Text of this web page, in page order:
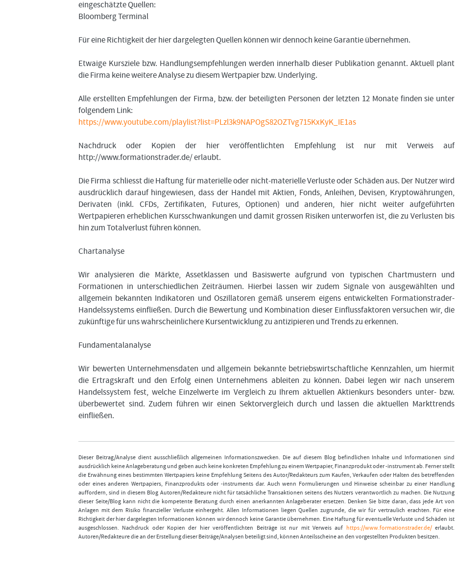
eingeschätzte Quellen:
Bloomberg Terminal
Für eine Richtigkeit der hier dargelegten Quellen können wir dennoch keine Garantie übernehmen.
Etwaige Kursziele bzw. Handlungsempfehlungen werden innerhalb dieser Publikation genannt. Aktuell plant
die Firma keine weitere Analyse zu diesem Wertpapier bzw. Underlying.
Alle erstellten Empfehlungen der Firma, bzw. der beteiligten Personen der letzten 12 Monate finden sie unter
folgendem Link:
https://www.youtube.com/playlist?list=PLzl3k9NAPOgS82OZTvg715KxKyK_IE1as
Nachdruck oder Kopien der hier veröffentlichten Empfehlung ist nur mit Verweis auf
http://www.formationstrader.de/ erlaubt.
Die Firma schliesst die Haftung für materielle oder nicht-materielle Verluste oder Schäden aus. Der Nutzer wird
ausdrücklich darauf hingewiesen, dass der Handel mit Aktien, Fonds, Anleihen, Devisen, Kryptowährungen,
Derivaten (inkl. CFDs, Zertifikaten, Futures, Optionen) und anderen, hier nicht weiter aufgeführten
Wertpapieren erheblichen Kursschwankungen und damit grossen Risiken unterworfen ist, die zu Verlusten bis
hin zum Totalverlust führen können.
Chartanalyse
Wir analysieren die Märkte, Assetklassen und Basiswerte aufgrund von typischen Chartmustern und
Formationen in unterschiedlichen Zeiträumen. Hierbei lassen wir zudem Signale von ausgewählten und
allgemein bekannten Indikatoren und Oszillatoren gemäß unserem eigens entwickelten Formationstrader-
Handelssystems einfließen. Durch die Bewertung und Kombination dieser Einflussfaktoren versuchen wir, die
zukünftige für uns wahrscheinlichere Kursentwicklung zu antizipieren und Trends zu erkennen.
Fundamentalanalyse
Wir bewerten Unternehmensdaten und allgemein bekannte betriebswirtschaftliche Kennzahlen, um hiermit
die Ertragskraft und den Erfolg einen Unternehmens ableiten zu können. Dabei legen wir nach unserem
Handelssystem fest, welche Einzelwerte im Vergleich zu Ihrem aktuellen Aktienkurs besonders unter- bzw.
überbewertet sind. Zudem führen wir einen Sektorvergleich durch und lassen die aktuellen Markttrends
einfließen.
Dieser Beitrag/Analyse dient ausschließlich allgemeinen Informationszwecken. Die auf diesem Blog befindlichen Inhalte und Informationen sind
ausdrücklich keine Anlageberatung und geben auch keine konkreten Empfehlung zu einem Wertpapier, Finanzprodukt oder -instrument ab. Ferner stellt
die Erwähnung eines bestimmten Wertpapiers keine Empfehlung Seitens des Autor/Redakteurs zum Kaufen, Verkaufen oder Halten des betreffenden
oder eines anderen Wertpapiers, Finanzprodukts oder -instruments dar. Auch wenn Formulierungen und Hinweise scheinbar zu einer Handlung
auffordern, sind in diesem Blog Autoren/Redakteure nicht für tatsächliche Transaktionen seitens des Nutzers verantwortlich zu machen. Die Nutzung
dieser Seite/Blog kann nicht die kompetente Beratung durch einen anerkannten Anlageberater ersetzen. Denken Sie bitte daran, dass jede Art von
Anlagen mit dem Risiko finanzieller Verluste einhergeht. Allen Informationen liegen Quellen zugrunde, die wir für vertraulich erachten. Für eine
Richtigkeit der hier dargelegten Informationen können wir dennoch keine Garantie übernehmen. Eine Haftung für eventuelle Verluste und Schäden ist
ausgeschlossen. Nachdruck oder Kopien der hier veröffentlichten Beiträge ist nur mit Verweis auf https://www.formationstrader.de/erlaubt.
Autoren/Redakteure die an der Erstellung dieser Beiträge/Analysen beteiligt sind, können Anteilsscheine an den vorgestellten Produkten besitzen.